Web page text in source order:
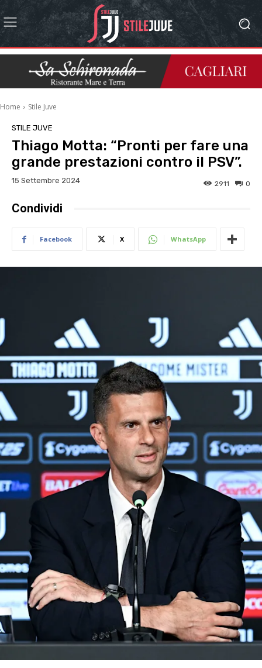
Home Stile Juve
STILE JUVE
Thiago Motta: “Pronti per fare una
grande prestazioni contro il PSV”.
15 Settembre 2024 0
2911
Condividi
Facebook X WhatsApp